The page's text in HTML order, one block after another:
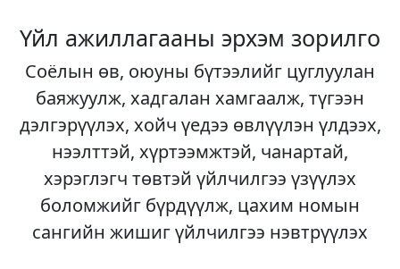
Үйл ажиллагааны эрхэм зорилго
Соёлын өв, оюуны бүтээлийг цуглуулан
баяжуулж, хадгалан хамгаалж, түгээн
дэлгэрүүлэх, хойч үедээ өвлүүлэн үлдээх,
нээлттэй, хүртээмжтэй, чанартай,
хэрэглэгч төвтэй үйлчилгээ үзүүлэх
боломжийг бүрдүүлж, цахим номын
сангийн жишиг үйлчилгээ нэвтрүүлэх